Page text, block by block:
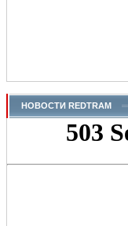
НОВОСТИ REDTRAM